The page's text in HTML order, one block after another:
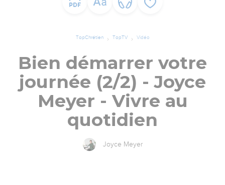
TopChrétien TopTV Vidéo
Bien démarrer votre
journée (2/2) - Joyce
Meyer - Vivre au
quotidien
Joyce Meyer